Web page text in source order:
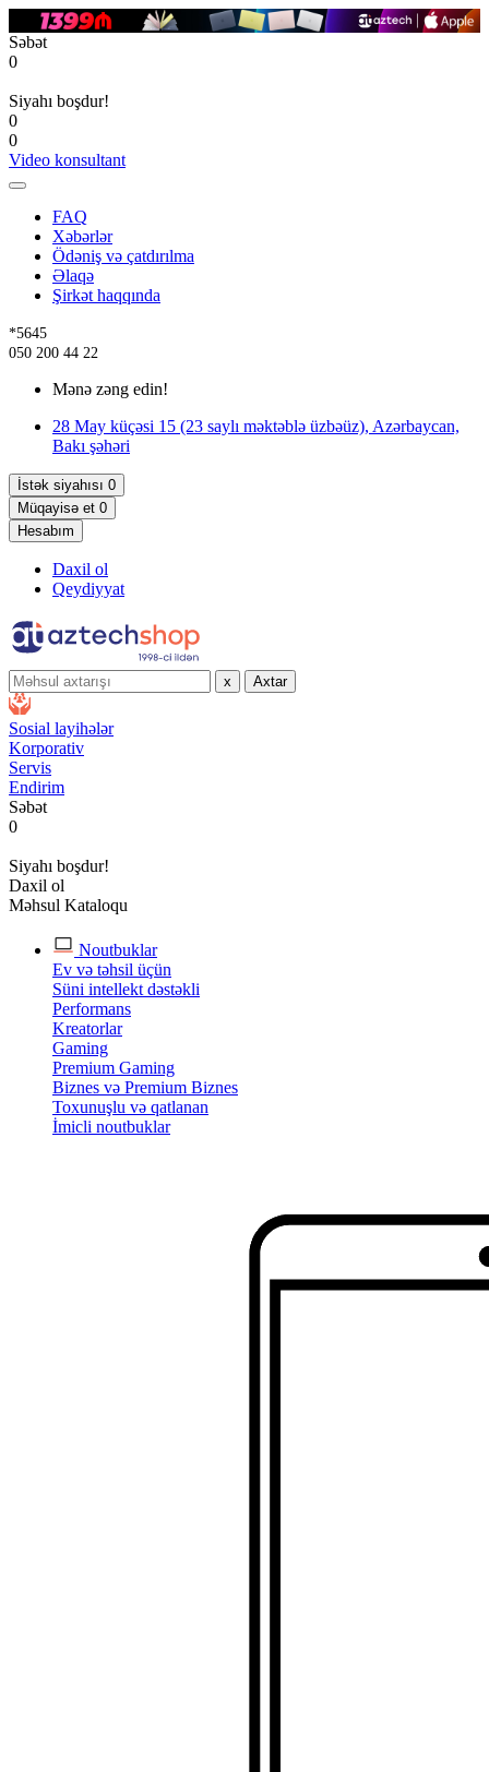
Səbət
0
Siyahı boşdur!
0
0
Video konsultant
FAQ
Xəbərlər
Ödəniş və çatdırılma
Əlaqə
Şirkət haqqında
*5645
050 200 44 22
Mənə zəng edin!
28 May küçəsi 15 (23 saylı məktəblə üzbəüz), Azərbaycan,
Bakı şəhəri
İstək siyahısı 0
Müqayisə et 0
Hesabım
Daxil ol
Qeydiyyat
x Axtar
Sosial layihələr
Korporativ
Servis
Endirim
Səbət
0
Siyahı boşdur!
Daxil ol
Məhsul Kataloqu
Noutbuklar
Ev və təhsil üçün
Süni intellekt dəstəkli
Performans
Kreatorlar
Gaming
Premium Gaming
Biznes və Premium Biznes
Toxunuşlu və qatlanan
İmicli noutbuklar